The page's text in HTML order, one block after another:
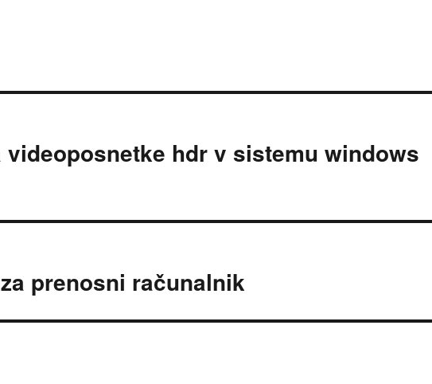
videoposnetke hdr v sistemu windows
prenosni računalnik